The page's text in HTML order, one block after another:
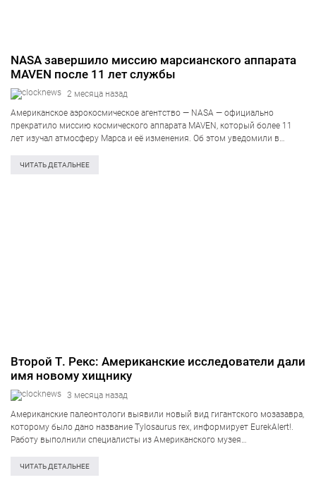
NASA завершило миссию марсианского аппарата
MAVEN после 11 лет службы
2 месяца назад
Американское аэрокосмическое агентство — NASA — официально
прекратило миссию космического аппарата MAVEN, который более 11
лет изучал атмосферу Марса и её изменения. Об этом уведомили в
когда он скрылся…
ЧИТАТЬ ДЕТАЛЬНЕЕ
Второй Т. Рекс: Американские исследователи дали
имя новому хищнику
3 месяца назад
Американские палеонтологи выявили новый вид гигантского мозазавра,
которому было дано название Tylosaurus rex, информирует EurekAlert!.
Работу выполнили специалисты из Американского музея
методистского университета. Этот древний морской хищник обитавший
ЧИТАТЬ ДЕТАЛЬНЕЕ